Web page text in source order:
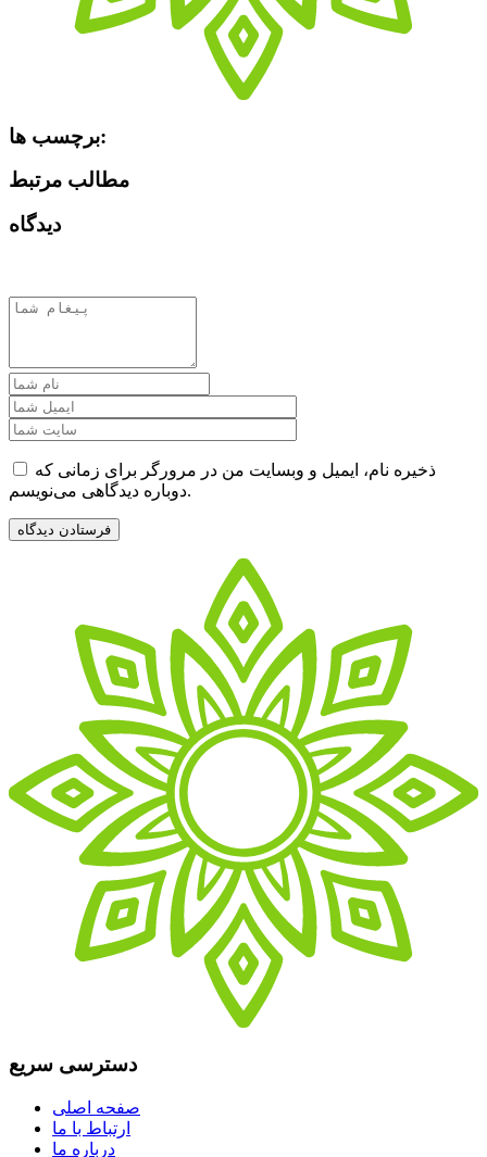
برچسب ها:
مطالب مرتبط
دیدگاه
ذخیره نام، ایمیل و وبسایت من در مرورگر برای زمانی که
دوباره دیدگاهی می‌نویسم.
دسترسی سریع
صفحه اصلی
ارتباط با ما
درباره ما